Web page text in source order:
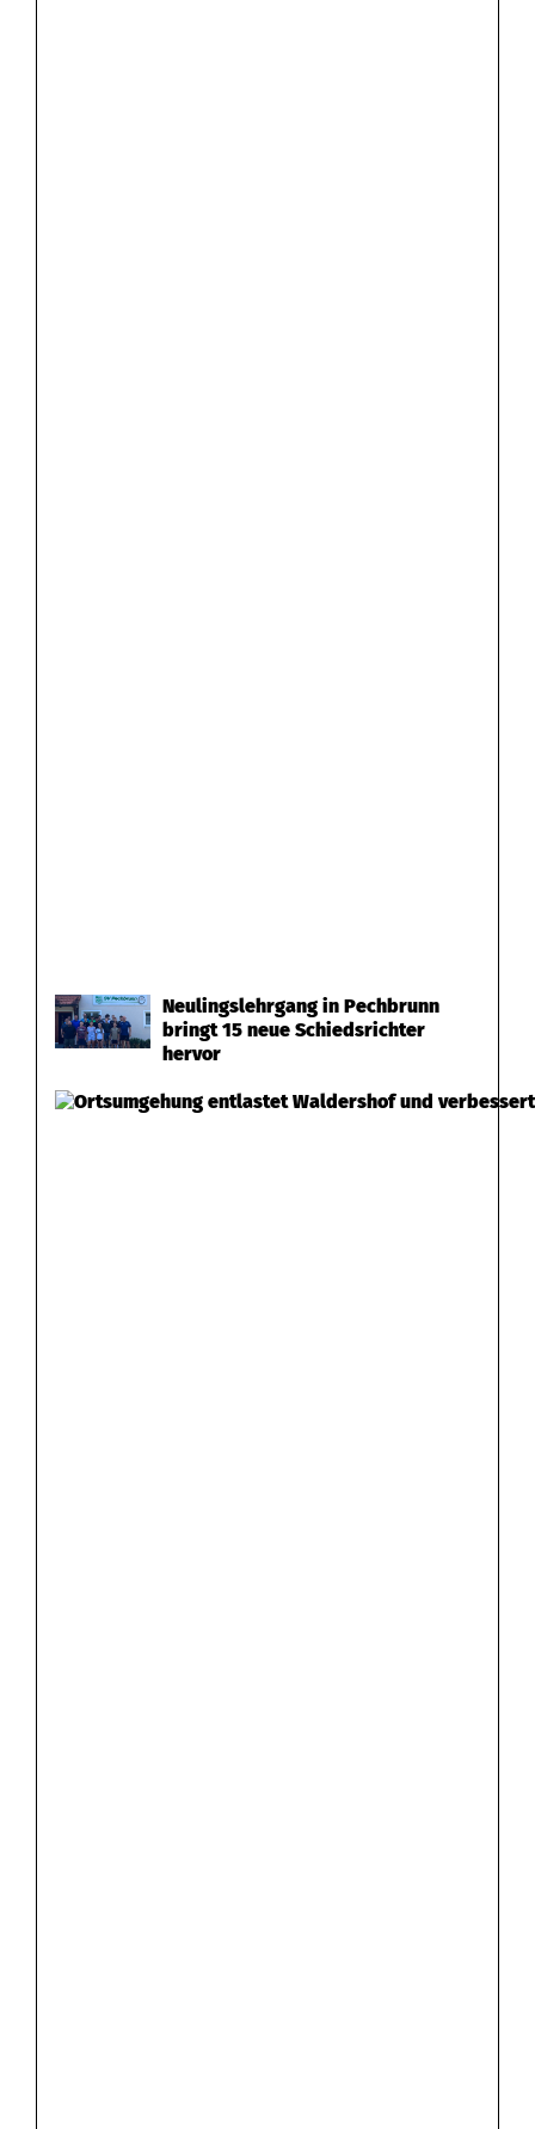
Neulingslehrgang in Pechbrunn
bringt 15 neue Schiedsrichter
hervor